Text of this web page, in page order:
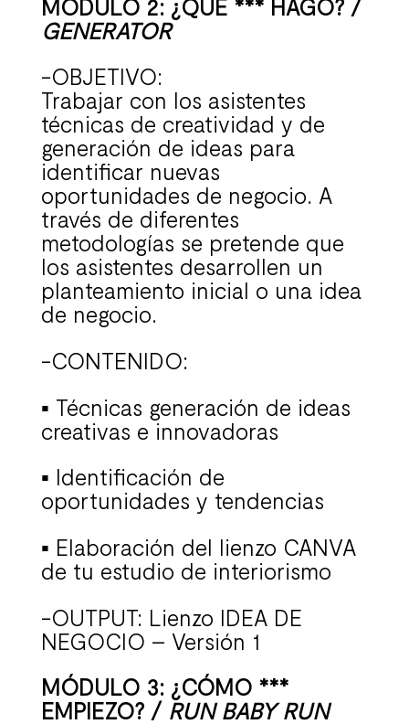
MÓDULO 2: ¿QUÉ *** HAGO? /
GENERATOR
-OBJETIVO:
Trabajar con los asistentes
técnicas de creatividad y de
generación de ideas para
identificar nuevas
oportunidades de negocio. A
través de diferentes
metodologías se pretende que
los asistentes desarrollen un
planteamiento inicial o una idea
de negocio.
-CONTENIDO:
▪ Técnicas generación de ideas
creativas e innovadoras
▪ Identificación de
oportunidades y tendencias
▪ Elaboración del lienzo CANVA
de tu estudio de interiorismo
-OUTPUT: Lienzo IDEA DE
NEGOCIO – Versión 1
MÓDULO 3: ¿CÓMO ***
EMPIEZO? / RUN BABY RUN